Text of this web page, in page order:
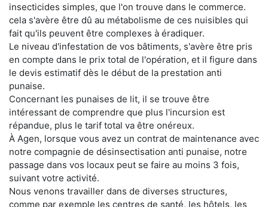
insecticides simples, que l'on trouve dans le commerce.
cela s'avère être dû au métabolisme de ces nuisibles qui
fait qu'ils peuvent être complexes à éradiquer.
Le niveau d'infestation de vos bâtiments, s'avère être pris
en compte dans le prix total de l'opération, et il figure dans
le devis estimatif dès le début de la prestation anti
punaise.
Concernant les punaises de lit, il se trouve être
intéressant de comprendre que plus l'incursion est
répandue, plus le tarif total va être onéreux.
À Agen, lorsque vous avez un contrat de maintenance avec
notre compagnie de désinsectisation anti punaise, notre
passage dans vos locaux peut se faire au moins 3 fois,
suivant votre activité.
Nous venons travailler dans de diverses structures,
comme par exemple les centres de santé, les hôtels, les